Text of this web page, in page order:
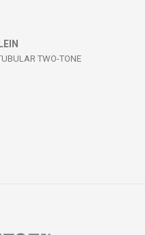
TWO-TONE